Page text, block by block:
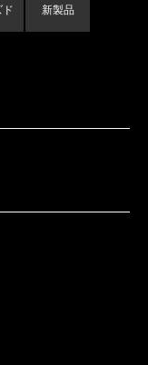
ド 新製品